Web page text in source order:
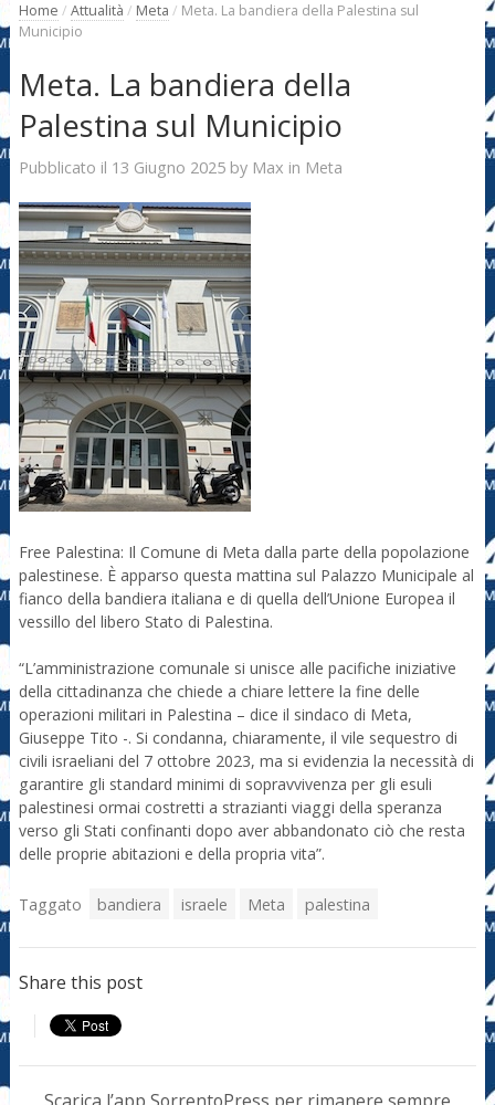
Home / Attualità / Meta / Meta. La bandiera della Palestina sul
Municipio
Meta. La bandiera della
Palestina sul Municipio
Pubblicato il 13 Giugno 2025by Max in Meta
Free Palestina: Il Comune di Meta dalla parte della popolazione
palestinese. È apparso questa mattina sul Palazzo Municipale al
fianco della bandiera italiana e di quella dell’Unione Europea il
vessillo del libero Stato di Palestina.
“L’amministrazione comunale si unisce alle pacifiche iniziative
della cittadinanza che chiede a chiare lettere la fine delle
operazioni militari in Palestina – dice il sindaco di Meta,
Giuseppe Tito -. Si condanna, chiaramente, il vile sequestro di
civili israeliani del 7 ottobre 2023, ma si evidenzia la necessità di
garantire gli standard minimi di sopravvivenza per gli esuli
palestinesi ormai costretti a strazianti viaggi della speranza
verso gli Stati confinanti dopo aver abbandonato ciò che resta
delle proprie abitazioni e della propria vita”.
Taggato bandiera israele Meta palestina
Share this post